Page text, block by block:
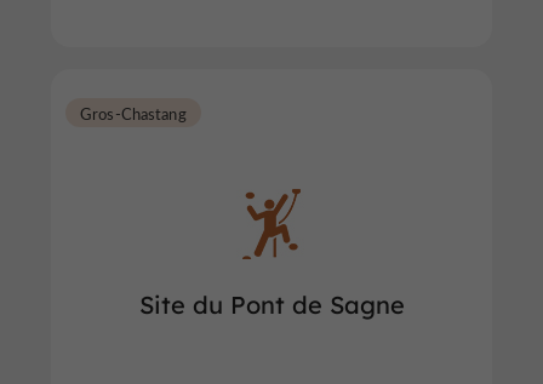
Site du Pont de Sagne
Gros-Chastang